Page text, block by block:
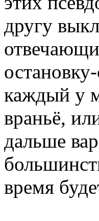
другу
каждый у
враньё,
дальше
время